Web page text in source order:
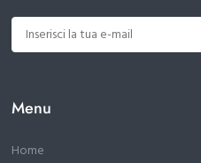
Menu
Home